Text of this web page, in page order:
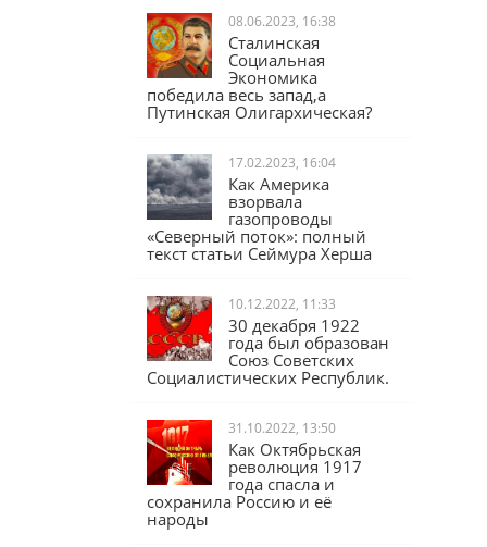
концерт
08.06.2023, 16:38
Сталинская
Социальная
Экономика
Путинская Олигархическая?
17.02.2023, 16:04
Как Америка
взорвала
газопроводы
текст статьи Сеймура Херша
10.12.2022, 11:33
30 декабря 1922
года был образован
Социалистических Республик.
31.10.2022, 13:50
Как Октябрьская
революция 1917